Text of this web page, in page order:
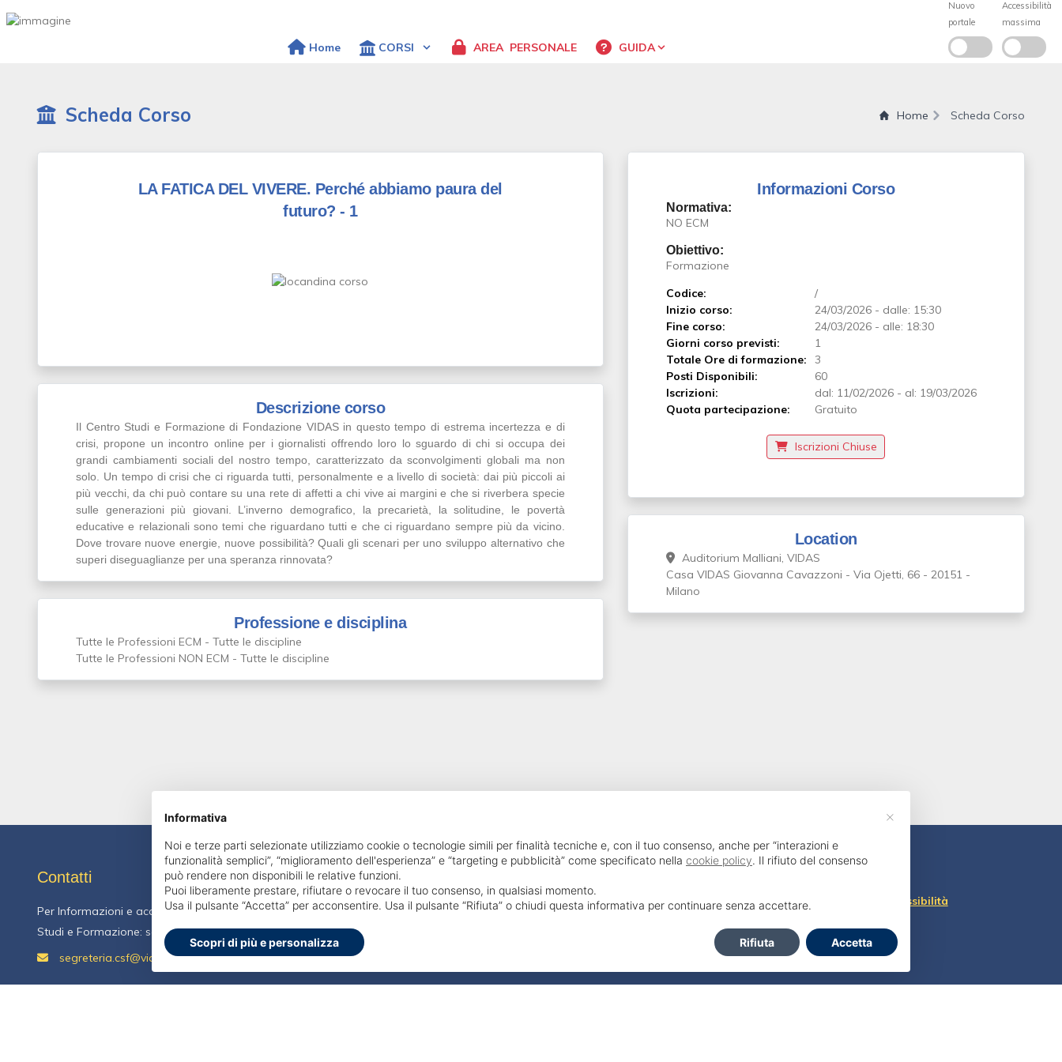
Home CORSI AREA PERSONALE GUIDA
Scheda Corso Home Scheda Corso
LA FATICA DEL VIVERE. Perché abbiamo paura del
futuro? - 1
Descrizione corso
Il Centro Studi e Formazione di Fondazione VIDAS in questo tempo di estrema incertezza e di
crisi, propone un incontro online per i giornalisti offrendo loro lo sguardo di chi si occupa dei
grandi cambiamenti sociali del nostro tempo, caratterizzato da sconvolgimenti globali ma non
solo. Un tempo di crisi che ci riguarda tutti, personalmente e a livello di società: dai più piccoli ai
più vecchi, da chi può contare su una rete di affetti a chi vive ai margini e che si riverbera specie
sulle generazioni più giovani. L’inverno demografico, la precarietà, la solitudine, le povertà
educative e relazionali sono temi che riguardano tutti e che ci riguardano sempre più da vicino.
Dove trovare nuove energie, nuove possibilità? Quali gli scenari per uno sviluppo alternativo che
superi diseguaglianze per una speranza rinnovata?
Professione e disciplina
Tutte le Professioni ECM - Tutte le discipline
Tutte le Professioni NON ECM - Tutte le discipline
Informazioni Corso
Normativa:
NO ECM
Obiettivo:
Formazione
Codice:
/
Inizio corso:
24/03/2026 - dalle: 15:30
Fine corso:
24/03/2026 - alle: 18:30
Giorni corso previsti:
1
Totale Ore di formazione:
3
Posti Disponibili:
60
Iscrizioni:
dal: 11/02/2026 - al: 19/03/2026
Quota partecipazione:
Gratuito
Iscrizioni Chiuse
Location
Auditorium Malliani, VIDAS
Casa VIDAS Giovanna Cavazzoni - Via Ojetti, 66 - 20151 -
Milano
SailPortal 8.5.1 build 18
Contatti
Per Informazioni e accesso al portale Contattare Centro
Studi e Formazione: segreteria.csf@vidas.it
segreteria.csf@vidas.itsegreteria.csf@vidas.it
Dichiarazione di accessibilità
×
Informativa
Noi e terze parti selezionate utilizziamo cookie o tecnologie simili per finalità tecniche e, con il tuo consenso, anche per “interazioni e
funzionalità semplici”, “miglioramento dell'esperienza” e “targeting e pubblicità” come specificato nella cookie policy. Il rifiuto del consenso
può rendere non disponibili le relative funzioni.
Puoi liberamente prestare, rifiutare o revocare il tuo consenso, in qualsiasi momento.
Usa il pulsante “Accetta” per acconsentire. Usa il pulsante “Rifiuta” o chiudi questa informativa per continuare senza accettare.
Scopri di più e personalizza Rifiuta Accetta